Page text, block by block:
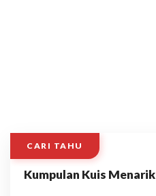
CARI TAHU
Kumpulan Kuis Menarik